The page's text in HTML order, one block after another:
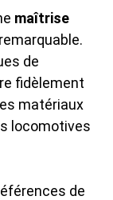
maîtrise
de
fidèlement
matériaux
locomotives
de